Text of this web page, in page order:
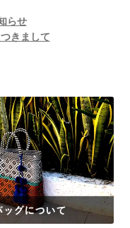
らせ
きまして